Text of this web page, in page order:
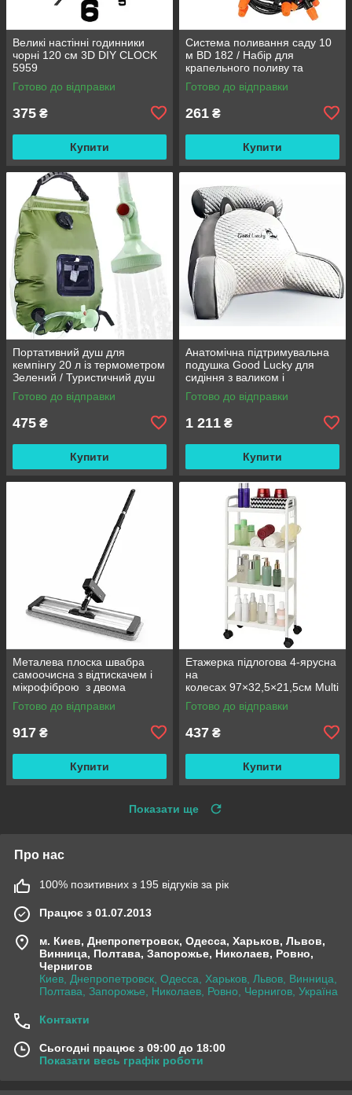
Великі настінні годинники
чорні 120 см 3D DIY CLOCK
5959
Готово до відправки
375 ₴
Купити
Система поливання саду 10
м BD 182 / Набір для
крапельного поливу та
охолодження / Комплект для
поливання
Готово до відправки
261 ₴
Купити
Портативний душ для
кемпінгу 20 л із термометром
Зелений / Туристичний душ
переносний з лійкою /
Польовий душ сумка
Готово до відправки
475 ₴
Купити
Анатомічна підтримувальна
подушка Good Lucky для
сидіння з валиком і
підлокітниками
Готово до відправки
1 211 ₴
Купити
Металева плоска швабра
самоочисна з відтискачем і
мікрофіброю з двома
змінними насадками M06
42см
Готово до відправки
917 ₴
Купити
Етажерка підлогова 4-ярусна
на
колесах 97×32,5×21,5см Multi
fucntion Rack JC606
/ Підлогова вузька стелаж-
Готово до відправки
437 ₴
Купити
Показати ще
Про нас
100% позитивних з 195 відгуків за рік
Працює з 01.07.2013
м. Киев, Днепропетровск, Одесса, Харьков, Львов,
Винница, Полтава, Запорожье, Николаев, Ровно,
Чернигов
Киев, Днепропетровск, Одесса, Харьков, Львов, Винница,
Полтава, Запорожье, Николаев, Ровно, Чернигов, Україна
Контакти
Сьогодні працює з 09:00 до 18:00
Показати весь графік роботи